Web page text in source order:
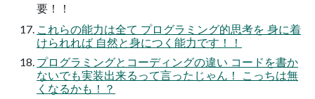
要！！
これらの能力は全て プログラミング的思考を 身に着
けられれば 自然と身につく能力です！！
プログラミングとコーディングの違い コードを書か
ないでも実装出来るって言ったじゃん！ こっちは無
くなるかも！？